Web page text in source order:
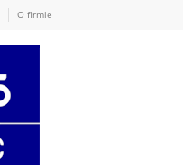
O firmie